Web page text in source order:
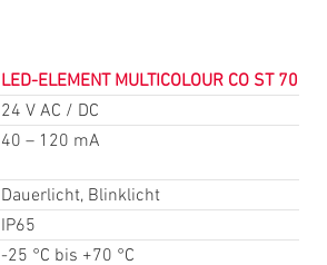
LED-ELEMENT MULTICOLOUR CO ST 70
24 V AC / DC
40 – 120 mA
Dauerlicht, Blinklicht
IP65
-25 °C bis +70 °C